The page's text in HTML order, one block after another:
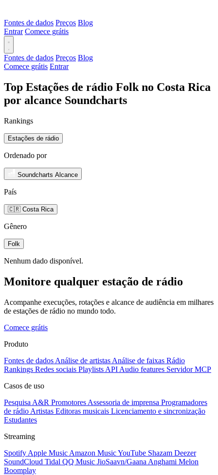
Fontes de dados Preços Blog
Entrar Comece grátis
Fontes de dados Preços Blog
Comece grátis Entrar
Top Estações de rádio Folk no Costa Rica
por alcance Soundcharts
Rankings
Estações de rádio
Ordenado por
Soundcharts Alcance
País
🇨🇷 Costa Rica
Gênero
Folk
Nenhum dado disponível.
Monitore qualquer estação de rádio
Acompanhe execuções, rotações e alcance de audiência em milhares
de estações de rádio no mundo todo.
Comece grátis
Produto
Fontes de dados Análise de artistas Análise de faixas Rádio
Rankings Redes sociais Playlists API Audio features Servidor MCP
Casos de uso
Pesquisa A&R Promotores Assessoria de imprensa Programadores
de rádio Artistas Editoras musicais Licenciamento e sincronização
Estudantes
Streaming
Spotify Apple Music Amazon MusicYouTube Shazam Deezer
SoundCloud Tidal QQ Music JioSaavn/Gaana Anghami Melon
Boomplay